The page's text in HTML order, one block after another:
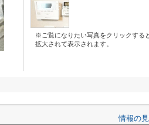
※ご覧になりたい写真をクリックする
拡大されて表示されます。
情報の